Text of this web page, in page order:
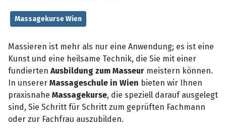
Massagekurse Wien
Massieren ist mehr als nur eine Anwendung; es ist eine
Kunst und eine heilsame Technik, die Sie mit einer
fundierten Ausbildung zum Masseur meistern können.
In unserer Massageschule in Wien bieten wir Ihnen
praxisnahe Massagekurse, die speziell darauf ausgelegt
sind, Sie Schritt für Schritt zum geprüften Fachmann
oder zur Fachfrau auszubilden.